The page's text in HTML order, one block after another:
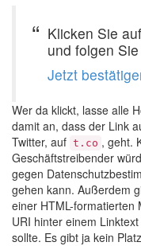
Klicken Sie
und folgen
Jetzt
Wer da klickt, lasse alle
damit an, dass der Link
Twitter, auf t.co , geht.
Geschäftstreibender
gegen
gehen kann. Außerdem
einer HTML-formatierten
URI hinter einem
sollte. Es gibt ja kein